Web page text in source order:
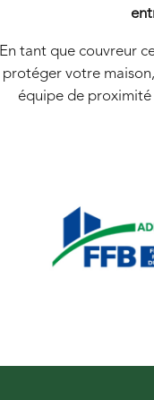
En tant que couvreur
protéger votre
équipe de proximité